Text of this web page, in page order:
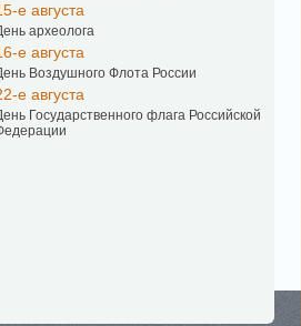
е августа
археолога
е августа
Воздушного Флота России
е августа
Государственного флага Российской